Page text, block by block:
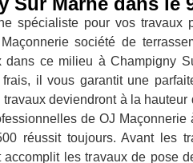
spécialiste pour vos travaux
société de
dans ce milieu à Champigny
il vous garantit une
deviendront à la hauteur
de OJ Maçonnerie
réussit toujours. Avant les
accomplit les travaux de pose